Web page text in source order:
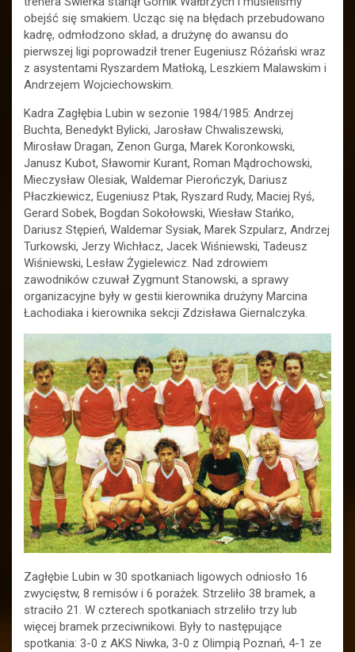
obejść się smakiem. Ucząc się na błędach przebudowano
kadrę, odmłodzono skład, a drużynę do awansu do
pierwszej ligi poprowadził trener Eugeniusz Różański wraz
z asystentami Ryszardem Matłoką, Leszkiem Malawskim i
Andrzejem Wojciechowskim.
Kadra Zagłębia Lubin w sezonie 1984/1985: Andrzej
Buchta, Benedykt Bylicki, Jarosław Chwaliszewski,
Mirosław Dragan, Zenon Gurga, Marek Koronkowski,
Janusz Kubot, Sławomir Kurant, Roman Mądrochowski,
Mieczysław Olesiak, Waldemar Pierończyk, Dariusz
Płaczkiewicz, Eugeniusz Ptak, Ryszard Rudy, Maciej Ryś,
Gerard Sobek, Bogdan Sokołowski, Wiesław Stańko,
Dariusz Stępień, Waldemar Sysiak, Marek Szpularz, Andrzej
Turkowski, Jerzy Wichłacz, Jacek Wiśniewski, Tadeusz
Wiśniewski, Lesław Żygielewicz. Nad zdrowiem
zawodników czuwał Zygmunt Stanowski, a sprawy
organizacyjne były w gestii kierownika drużyny Marcina
Łachodiaka i kierownika sekcji Zdzisława Giernalczyka.
Zagłębie Lubin w 30 spotkaniach ligowych odniosło 16
zwycięstw, 8 remisów i 6 porażek. Strzeliło 38 bramek, a
straciło 21. W czterech spotkaniach strzeliło trzy lub
więcej bramek przeciwnikowi. Były to następujące
spotkania: 3-0 z AKS Niwka, 3-0 z Olimpią Poznań, 4-1 ze